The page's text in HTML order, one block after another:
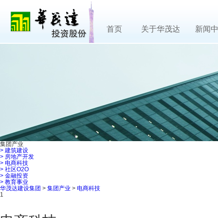
首页 关于华茂达 新闻
集团产业
> 建筑建设
> 房地产开发
> 电商科技
> 社区O2O
> 金融投资
> 教育事业
华茂达建设集团 > 集团产业 > 电商科技
1